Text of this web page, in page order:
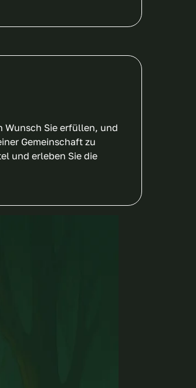
Wunsch Sie erfüllen, und
Gemeinschaft zu
und erleben Sie die